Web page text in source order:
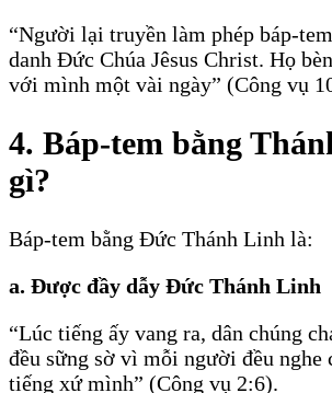
“Người lại truyền làm phép báp-
danh Ðức Chúa Jêsus Christ. Họ
với mình một vài ngày” (Công vụ
4. Báp-tem bằng
gì?
Báp-tem bằng Ðức Thánh Linh là:
a. Ðược đầy dẫy Ðức Thánh Linh
“Lúc tiếng ấy vang ra, dân chúng
đều sững sờ vì mỗi người đều nghe
tiếng xứ mình” (Công vụ 2:6).